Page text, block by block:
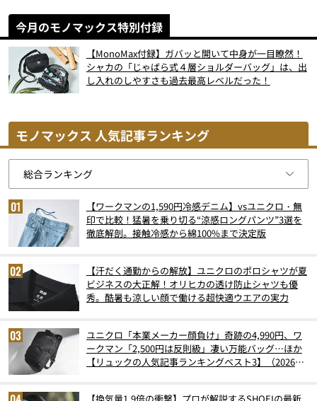
今月のモノマックス特別付録
【MonoMax付録】ガバッと開いて中身が一目瞭然！
シャカの「じゃばら式４層ショルダーバッグ」は、出
し入れのしやすさも過去最高レベルだった！
モノマックス 人気記事ランキング
【ワークマンの1,590円冷感デニム】vsユニクロ・無
印で比較！猛暑を乗り切る“涼感ロングパンツ”3選を
徹底解剖。接触冷感から綿100%まで決定版
【汗だく通勤からの解放】ユニクロのポロシャツが夏
ビジネスの大正解！オリヒカの透け防止シャツも優
秀。酷暑も涼しい顔で働ける超快適ウエアの実力
ユニクロ「本業メーカー顔負け」奇跡の4,990円、ワ
ークマン「2,500円は反則級」凄い万能バッグ…ほか
【リュックの人気記事ランキングベスト3】（2026年